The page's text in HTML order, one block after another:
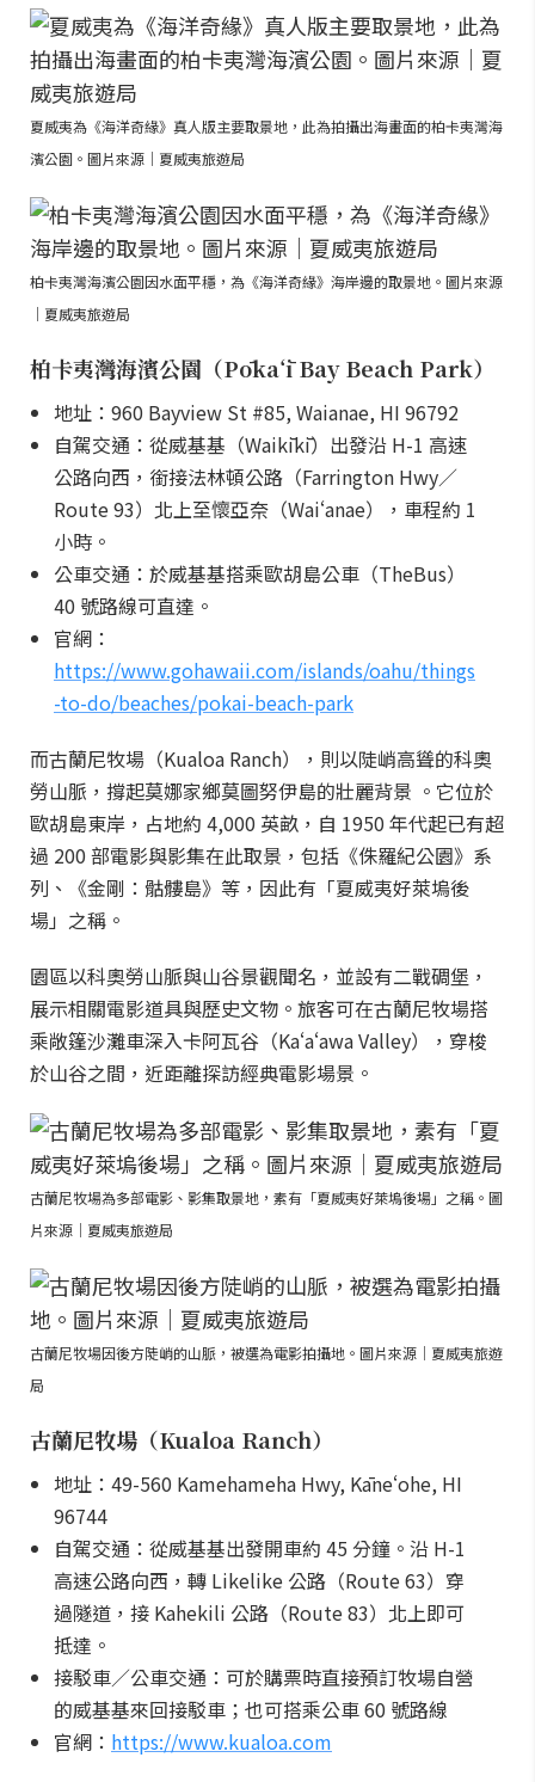
夏威夷為《海洋奇緣》真人版主要取景地，此為拍攝出海畫面的柏卡夷灣海
濱公園。圖片來源｜夏威夷旅遊局
柏卡夷灣海濱公園因水面平穩，為《海洋奇緣》海岸邊的取景地。圖片來源
｜夏威夷旅遊局
柏卡夷灣海濱公園（Pōkaʻī Bay Beach Park）
地址：960 Bayview St #85, Waianae, HI 96792
自駕交通：從威基基（Waikīkī）出發沿 H-1 高速
公路向西，銜接法林頓公路（Farrington Hwy／
Route 93）北上至懷亞奈（Waiʻanae），車程約 1
小時。
公車交通：於威基基搭乘歐胡島公車（TheBus）
40 號路線可直達。
官網：
https://www.gohawaii.com/islands/oahu/things
-to-do/beaches/pokai-beach-park
而古蘭尼牧場（Kualoa Ranch），則以陡峭高聳的科奧
勞山脈，撐起莫娜家鄉莫圖努伊島的壯麗背景 。它位於
歐胡島東岸，占地約 4,000 英畝，自 1950 年代起已有超
過 200 部電影與影集在此取景，包括《侏羅紀公園》系
列、《金剛：骷髏島》等，因此有「夏威夷好萊塢後
場」之稱。
園區以科奧勞山脈與山谷景觀聞名，並設有二戰碉堡，
展示相關電影道具與歷史文物。旅客可在古蘭尼牧場搭
乘敞篷沙灘車深入卡阿瓦谷（Kaʻaʻawa Valley），穿梭
於山谷之間，近距離探訪經典電影場景。
古蘭尼牧場為多部電影、影集取景地，素有「夏威夷好萊塢後場」之稱。圖
片來源｜夏威夷旅遊局
古蘭尼牧場因後方陡峭的山脈，被選為電影拍攝地。圖片來源｜夏威夷旅遊
局
古蘭尼牧場（Kualoa Ranch）
地址：49-560 Kamehameha Hwy, Kāneʻohe, HI
96744
自駕交通：從威基基出發開車約 45 分鐘。沿 H-1
高速公路向西，轉 Likelike 公路（Route 63）穿
過隧道，接 Kahekili 公路（Route 83）北上即可
抵達。
接駁車／公車交通：可於購票時直接預訂牧場自營
的威基基來回接駁車；也可搭乘公車 60 號路線
官網： https://www.kualoa.com